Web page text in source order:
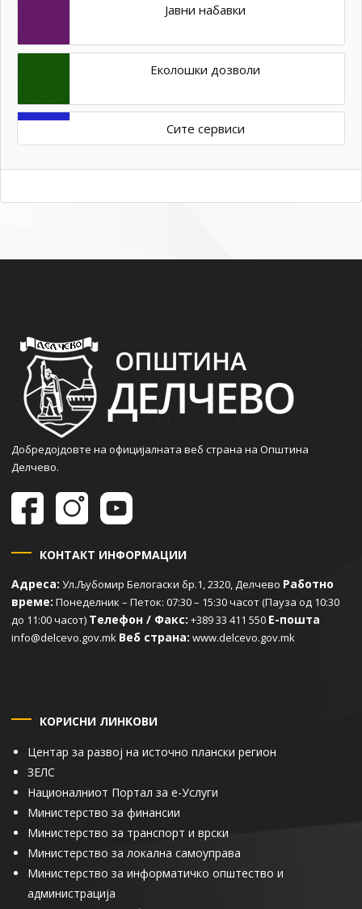
Јавни набавки
Еколошки дозволи
Сите сервиси
Добредојдовте на официјалната веб страна на Општина
Делчево.
КОНТАКТ ИНФОРМАЦИИ
Адреса: Ул.Љубомир Белогаски бр.1, 2320, Делчево Работно
време: Понеделник – Петок: 07:30 – 15:30 часот (Пауза од 10:30
до 11:00 часот) Телефон / Факс: +389 33 411 550 Е-пошта
info@delcevo.gov.mk Веб страна: www.delcevo.gov.mk
КОРИСНИ ЛИНКОВИ
Центар за развој на источно плански регион
ЗЕЛС
Националниот Портал за е-Услуги
Министерство за финансии
Министерство за транспорт и врски
Министерство за локална самоуправа
Министерство за информатичко општество и
администрација